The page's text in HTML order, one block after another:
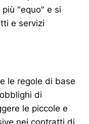
"equo" e si
e servizi
le regole di base
di
le piccole e